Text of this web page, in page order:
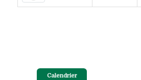
Calendrier